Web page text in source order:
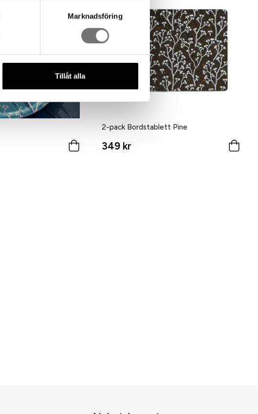
Marknadsföring
Tillåt alla
2-pack Bordstablett Pine
349 kr